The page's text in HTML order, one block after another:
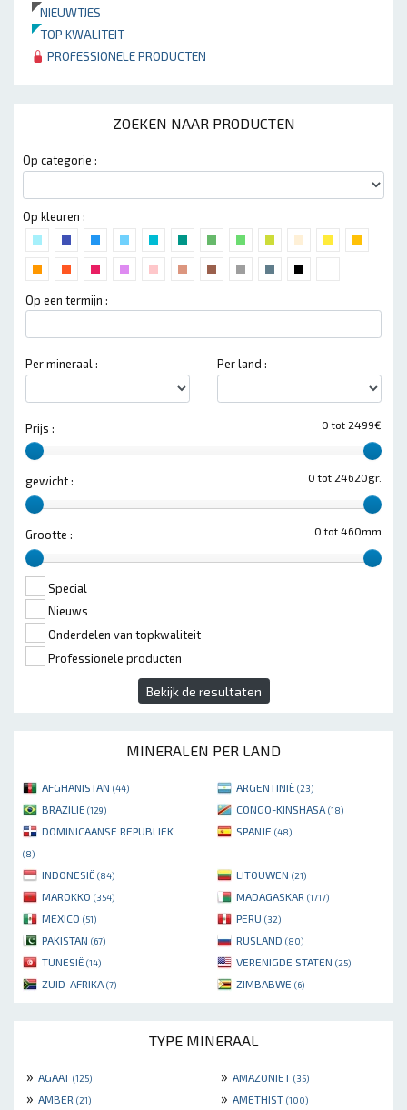
NIEUWTJES
TOP KWALITEIT
PROFESSIONELE PRODUCTEN
ZOEKEN NAAR PRODUCTEN
Op categorie :
Op kleuren :
Op een termijn :
Per mineraal : Per land :
0 tot 2499€
Prijs :
0 tot 24620gr.
gewicht :
0 tot 460mm
Grootte :
Special
Nieuws
Onderdelen van topkwaliteit
Professionele producten
Bekijk de resultaten
MINERALEN PER LAND
AFGHANISTAN (44) ARGENTINIË (23)
BRAZILIË (129) CONGO-KINSHASA (18)
DOMINICAANSE REPUBLIEK
(8)
SPANJE (48)
INDONESIË (84) LITOUWEN (21)
MAROKKO (354) MADAGASKAR (1717)
MEXICO (51) PERU (32)
PAKISTAN (67) RUSLAND (80)
TUNESIË (14) VERENIGDE STATEN (25)
ZUID-AFRIKA (7) ZIMBABWE (6)
TYPE MINERAAL
» AGAAT (125) » AMAZONIET (35)
» AMBER (21) » AMETHIST (100)